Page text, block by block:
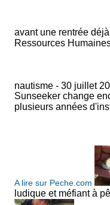
avant une rentrée
Ressources
nautisme - 30 juillet
Sunseeker change
plusieurs années
A lire sur Peche.com
ludique et méfiant à